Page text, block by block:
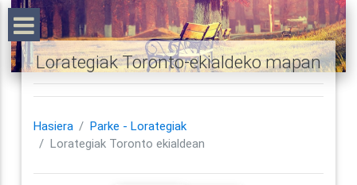
Lorategiak Toronto-ekialdeko mapan
Hasiera
Parke - Lorategiak
Lorategiak Toronto ekialdean